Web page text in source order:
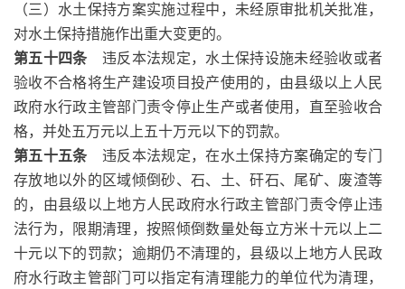
（三）水土保持方案实施过程中，未经原审批机关批准，
对水土保持措施作出重大变更的。
第五十四条 违反本法规定，水土保持设施未经验收或者
验收不合格将生产建设项目投产使用的，由县级以上人民
政府水行政主管部门责令停止生产或者使用，直至验收合
格，并处五万元以上五十万元以下的罚款。
第五十五条 违反本法规定，在水土保持方案确定的专门
存放地以外的区域倾倒砂、石、土、矸石、尾矿、废渣等
的，由县级以上地方人民政府水行政主管部门责令停止违
法行为，限期清理，按照倾倒数量处每立方米十元以上二
十元以下的罚款；逾期仍不清理的，县级以上地方人民政
府水行政主管部门可以指定有清理能力的单位代为清理，